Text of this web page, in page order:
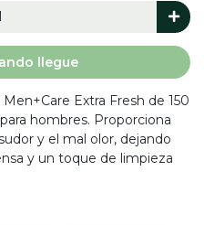
llegue
Extra Fresh de 150
hombres. Proporciona
y el mal olor, dejando
y un toque de limpieza